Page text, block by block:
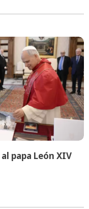
papa León XIV